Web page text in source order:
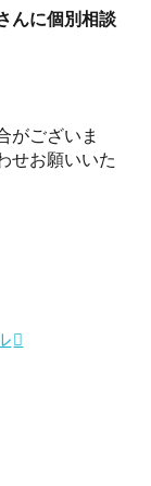
んに個別相談
がございま
せお願いいた